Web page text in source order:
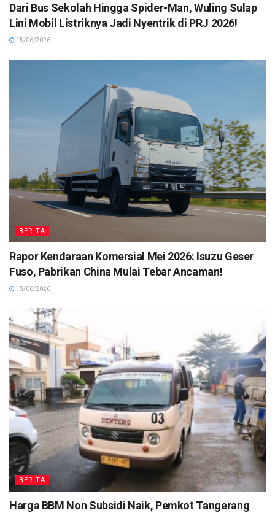
Dari Bus Sekolah Hingga Spider-Man, Wuling Sulap
Lini Mobil Listriknya Jadi Nyentrik di PRJ 2026!
15/06/2026
BERITA
Rapor Kendaraan Komersial Mei 2026: Isuzu Geser
Fuso, Pabrikan China Mulai Tebar Ancaman!
15/06/2026
BERITA
Harga BBM Non Subsidi Naik, Pemkot Tangerang